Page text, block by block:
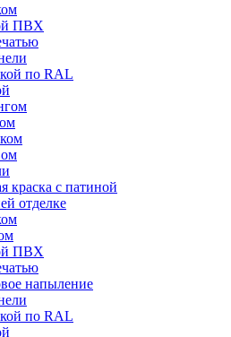
ПВХ
по RAL
краска с патиной
отделке
ПВХ
напыление
по RAL